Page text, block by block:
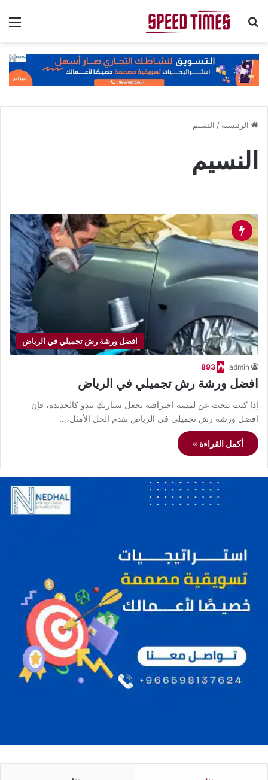
بحث عن
الرئيسية / النسيم
النسيم
افضل ورشة رش تجميلي في الرياض
admin
893
افضل ورشة رش تجميلي في الرياض
إذا كنت تبحث عن لمسة احترافية تجعل سيارتك تبدو كالجديدة، فإن
افضل ورشة رش تجميلي في الرياض تقدم الحل الأمثل،…
أكمل القراءة »